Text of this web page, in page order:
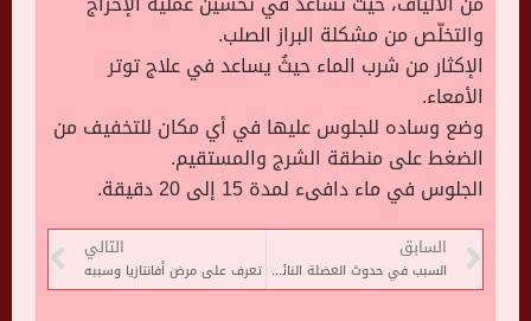
والتخلّص من مشكلة البراز الصلب.
الإكثار من شرب الماء حيثُ يساعد في علاج توتر
الأمعاء.
وضع وساده للجلوس عليها في أي مكان للتخفيف من
الضغط على منطقة الشرج والمستقيم.
الجلوس في ماء دافىء لمدة 15 إلى 20 دقيقة.
السابق
السبب في حدوث العضلة النائمة
التالي
تعرف على مرض أفانتازيا وسببه